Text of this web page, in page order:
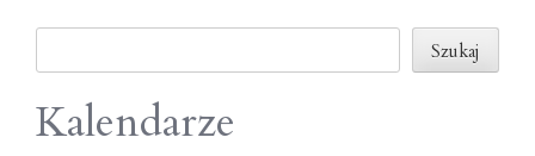
o
n
Szukaj
Szukaj
Kalendarze